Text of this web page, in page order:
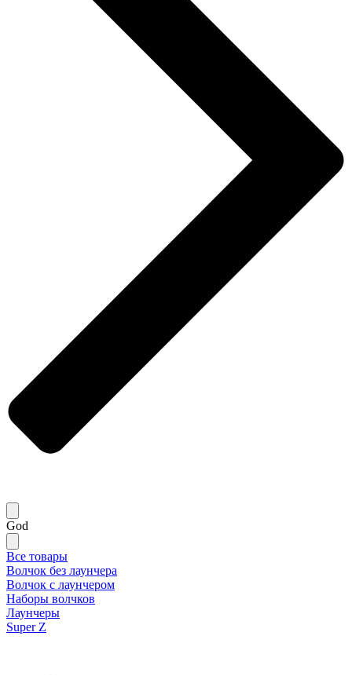
God
Все товары
Волчок без лаунчера
Волчок с лаунчером
Наборы волчков
Лаунчеры
Super Z